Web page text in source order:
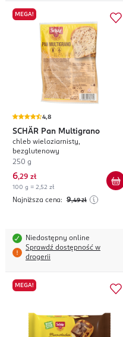
MEGA!
4,8
SCHÄR Pan Multigrano
chleb wieloziarnisty,
bezglutenowy
250 g
6,29 zł
100 g = 2,52 zł
Najniższa cena: 9,49 zł
Niedostępny online
Sprawdź dostępność w
drogerii
MEGA!